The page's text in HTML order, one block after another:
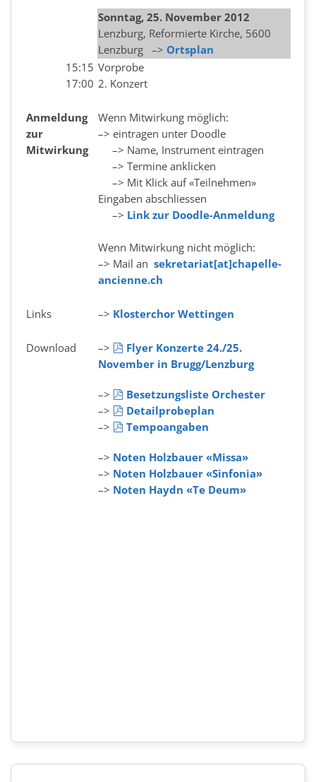
Sonntag, 25. November 2012
Lenzburg, Reformierte Kirche, 5600
Lenzburg –> Ortsplan
15:15
17:00
Vorprobe
2. Konzert
Anmeldung
zur
Mitwirkung
Wenn Mitwirkung möglich:
–> eintragen unter Doodle
–> Name, Instrument eintragen
–> Termine anklicken
–> Mit Klick auf «Teilnehmen»
Eingaben abschliessen
–> Link zur Doodle-Anmeldung
Wenn Mitwirkung nicht möglich:
–> Mail an sekretariat[at]chapelle-
ancienne.ch
Links –> Klosterchor Wettingen
Download –> pdf
Flyer Konzerte 24./25.
November in Brugg/Lenzburg
–> pdf
Besetzungsliste Orchester
–>
pdf
Detailprobeplan
–>
pdf
Tempoangaben
–> Noten Holzbauer «Missa»
–> Noten Holzbauer «Sinfonia»
–> Noten Haydn «Te Deum»